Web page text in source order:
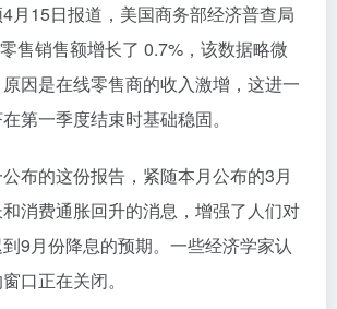
月15日报道，美国商务部经济普查局
售销售额增长了 0.7%，该数据略微
因是在线零售商的收入激增，这进一
第一季度结束时基础稳固。
布的这份报告，紧随本月公布的3月
消费通胀回升的消息，增强了人们对
9月份降息的预期。一些经济学家认
口正在关闭。